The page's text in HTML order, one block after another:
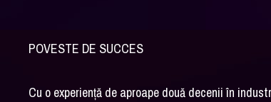
POVESTE DE SUCCES
Cu o experiență de aproape două decenii în